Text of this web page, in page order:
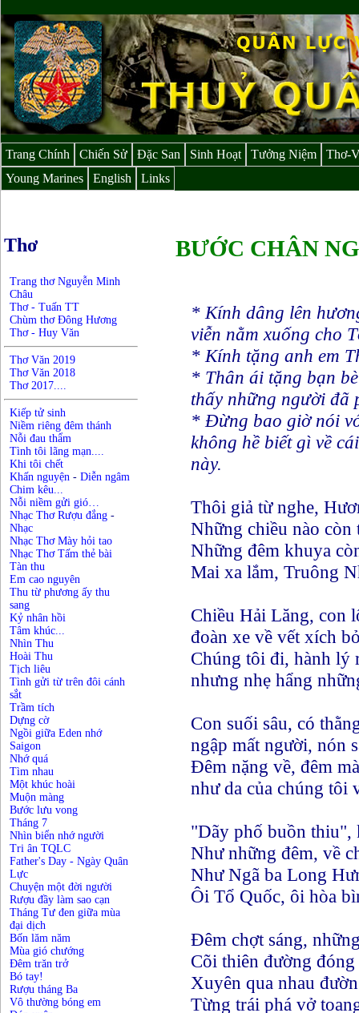
Trang Chính Chiến Sử Đặc San Sinh Hoạt Tưởng Niệm
Thơ-
Young Marines
English Links
Thơ
Trang thơ Nguyễn Minh
Châu
Thơ - Tuấn TT
Chùm thơ Đông Hương
Thơ - Huy Văn
Thơ Văn 2019
Thơ Văn 2018
Thơ 2017....
Kiếp tử sinh
Niềm riêng đêm thánh
Nỗi đau thẩm
Tình tôi lãng mạn....
Khi tôi chết
Khấn nguyện - Diễn ngâm
Chim kêu...
Nỗi niềm gửi gió…
Nhạc Thơ Rượu đắng -
Nhạc
Nhạc Thơ Mày hỏi tao
Nhạc Thơ Tấm thẻ bài
Tàn thu
Em cao nguyên
Thu từ phương ấy thu
sang
Kỷ nhân hồi
Tâm khúc...
Nhìn Thu
Hoài Thu
Tịch liêu
Tình gửi từ trên đôi cánh
sắt
Trầm tích
Dựng cờ
Ngồi giữa Eden nhớ
Saigon
Nhớ quá
Tìm nhau
Một khúc hoài
Muộn màng
Bước lưu vong
Tháng 7
Nhìn biển nhớ người
Tri ân TQLC
Father's Day - Ngày Quân
Lực
Chuyện một đời người
Rượu đầy làm sao cạn
Tháng Tư đen giữa mùa
đại dịch
Bốn lăm năm
Mùa gió chướng
Đêm trăn trở
Bó tay!
Rượu tháng Ba
Vô thường bóng em
BƯỚC CHÂN
* Kính dâng lên
viễn nằm xuống cho
* Kính tặng anh em
* Thân ái tặng bạn
thấy những người đã
* Đừng bao giờ nói
không hề biết gì về
này.
Thôi giả từ nghe,
Những chiều nào còn
Những đêm khuya
Mai xa lắm, Truông
Chiều Hải Lăng, con
đoàn xe về vết xích
Chúng tôi đi, hành lý
nhưng nhẹ hẩng
Con suối sâu, có
ngập mất người, nón
Đêm nặng về, đêm
như da của chúng tôi
"Dãy phố buồn thiu",
Như những đêm, về
Như Ngã ba Long
Ôi Tổ Quốc, ôi hòa
Đêm chợt sáng,
Cõi thiên đường
Xuyên qua nhau
Từng trái phá vở